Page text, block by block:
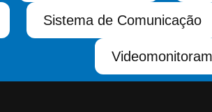
Sistema de Comunicação